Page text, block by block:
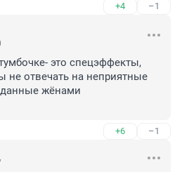
+4 –1
это спецэффекты,
не отвечать на неприятные
жёнами
+6 –1